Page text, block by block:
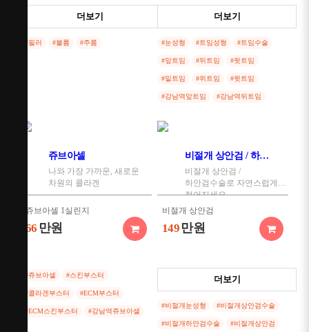
스타일에이지 필러 2+1
138만원
99만원
스타일에이지 필러 2+1
(이마)
99만원
스타일에이지 필러 2+1
99 만원
(인디언밴드)
더보기
#필러 #볼륨 #주름
뒷트임
만원
윗트임
더보기
#눈성형 #트임성형 #트임수술
#앞트임 #뒤트임 #뒷트임
#밑트임 #위트임 #윗트임
#강남역앞트임 #강남역뒤트임
쥬브아셀
나와 가장 가까운, 새로운
차원의 콜라겐
쥬브아셀 1실린지
66 만원
#쥬브아셀 #스킨부스터
#콜라겐부스터 #ECM부스터
#ECM스킨부스터 #강남역쥬브아셀
비절개 상안검 / 하안검 수술
비절개 상안검 /
하안검수술로 자연스럽게
젊어지세요
비절개 상안검
149 만원
비절개 쁘띠 하안검
만원
더보기
#비절개눈성형 #비절개상안검수술
#비절개하안검수술 #비절개상안검